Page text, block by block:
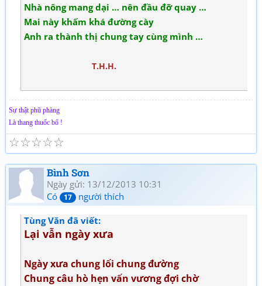
Nhà nông mang dại … nên đầu đỡ quay …
Mai này khấm khá đường cày
Anh ra thành thị chung tay cùng mình …
T.H.H.
Sự thật phũ phàng
Là thang thuốc bổ !
☆
☆
☆
☆
☆
Bình Sơn
Ngày gửi: 13/12/2013 10:31
Có
17 người thích
Tùng Văn đã viết:
Lại vẫn ngày xưa
Ngày xưa chung lối chung đường
Chung câu hò hẹn vấn vương đợi chờ